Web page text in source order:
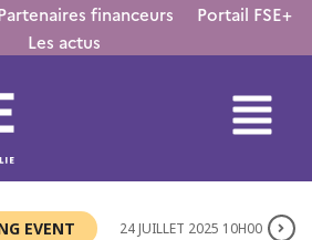
financeurs
Portail FSE+
Les actus
EVENT 24 JUILLET 2025 10H00